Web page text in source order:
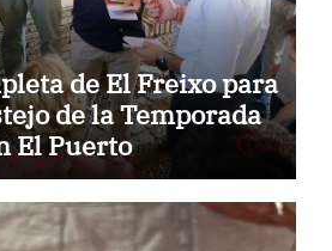
de El Freixo para
de la Temporada
El Puerto